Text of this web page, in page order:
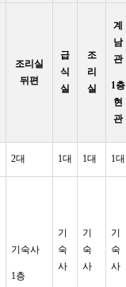
조리실
뒤편
급
식
실
조
리
실
계
남
관
1층
현
관
2대 1대 1대 1대
기숙사
1층
기
숙
사
기
숙
사
기
숙
사